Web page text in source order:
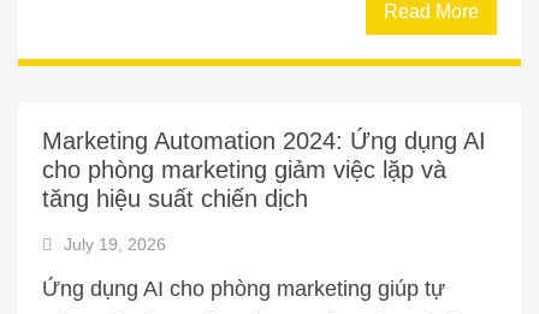
Read More
Marketing Automation 2024: Ứng dụng AI
cho phòng marketing giảm việc lặp và
tăng hiệu suất chiến dịch
July 19, 2026
Ứng dụng AI cho phòng marketing giúp tự